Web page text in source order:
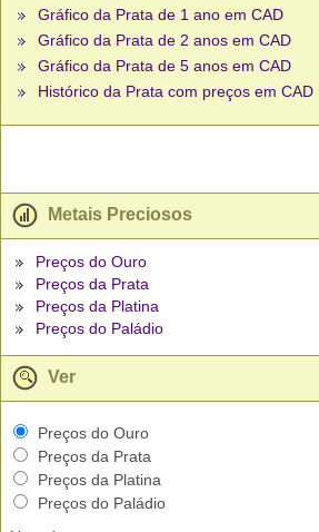
Gráfico da Prata de 1 ano em CAD
Gráfico da Prata de 2 anos em CAD
Gráfico da Prata de 5 anos em CAD
Histórico da Prata com preços em CAD
Metais Preciosos
Preços do Ouro
Preços da Prata
Preços da Platina
Preços do Paládio
Ver
Preços do Ouro
Preços da Prata
Preços da Platina
Preços do Paládio